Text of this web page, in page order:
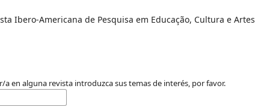
Revista Ibero-Americana de Pesquisa em Educação, Cultura e Artes
a en alguna revista introduzca sus temas de interés, por favor.